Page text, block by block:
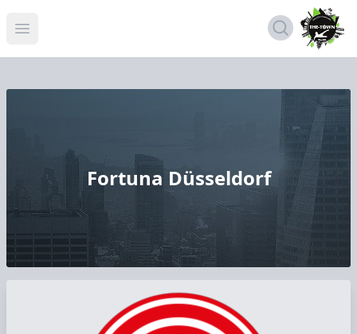
Open menu
Fortuna Düsseldorf